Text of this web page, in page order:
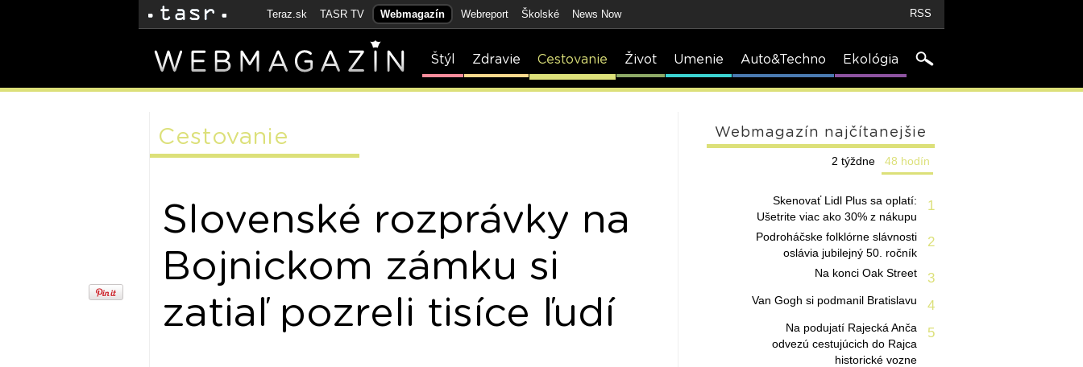
Teraz.sk TASR TV Webmagazín Webreport Školské News Now RSS
Štýl Zdravie Cestovanie Život Umenie Auto&Techno Ekológia
Cestovanie
Slovenské rozprávky na
Bojnickom zámku si
zatiaľ pozreli tisíce ľudí
Webmagazín najčítanejšie
48 hodín
2 týždne
1
Skenovať Lidl Plus sa oplatí:
Ušetrite viac ako 30% z nákupu
2
Podroháčske folklórne slávnosti
oslávia jubilejný 50. ročník
3
Na konci Oak Street
4
Van Gogh si podmanil Bratislavu
5
Na podujatí Rajecká Anča
odvezú cestujúcich do Rajca
historické vozne